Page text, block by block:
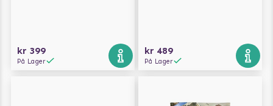
kr 399
På Lager
kr 489
På Lager